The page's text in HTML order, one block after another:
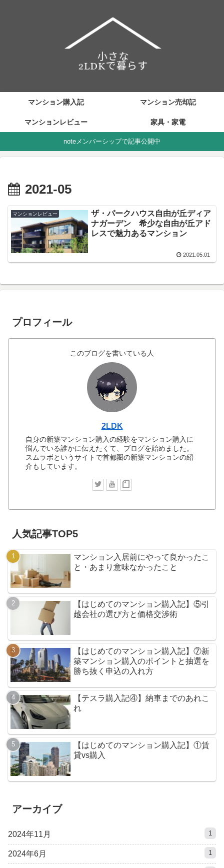
マンション購入記 マンション売却記
マンションレビュー 家具・家電
noteメンバーシップで記事公開中
2021-05
マンションレビュー
ザ・パークハウス自由が丘ディア
ナガーデン 希少な自由が丘アド
レスで魅力あるマンション
2021.05.01
プロフィール
このブログを書いている人
2LDK
自身の新築マンション購入の経験をマンション購入に
悩んでいる誰かに伝えたくて、ブログを始めました。
スムラボというサイトで首都圏の新築マンションの紹
介もしています。
人気記事TOP5
マンション入居前にやって良かったこ
と・あまり意味なかったこと
【はじめてのマンション購入記】⑤引
越会社の選び方と価格交渉術
【はじめてのマンション購入記】⑦新
築マンション購入のポイントと抽選を
勝ち抜く申込の入れ方
【テスラ購入記④】納車までのあれこ
れ
【はじめてのマンション購入記】①賃
貸vs購入
アーカイブ
2024年11月 1
2024年6月 1